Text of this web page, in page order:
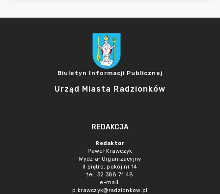
Biuletyn Informacji Publicznej
Urząd Miasta Radzionków
REDAKCJA
Redaktor
Paweł Krawczyk
Wydział Organizacyjny
II piętro, pokój nr 14
tel. 32 388 71 48
e-mail:
p.krawczyk@radzionkow.pl